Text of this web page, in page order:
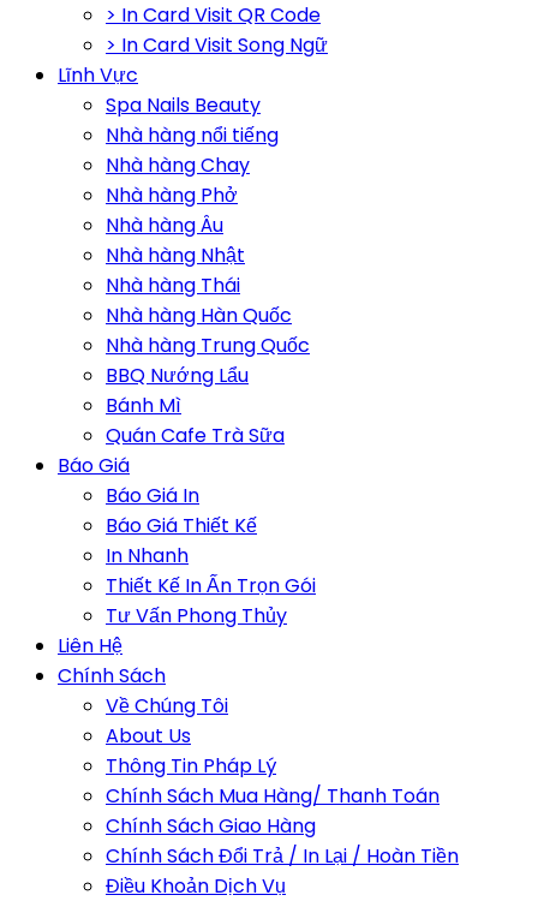
> In Card Visit QR Code
> In Card Visit Song Ngữ
Lĩnh Vực
Spa Nails Beauty
Nhà hàng nổi tiếng
Nhà hàng Chay
Nhà hàng Phở
Nhà hàng Âu
Nhà hàng Nhật
Nhà hàng Thái
Nhà hàng Hàn Quốc
Nhà hàng Trung Quốc
BBQ Nướng Lẩu
Bánh Mì
Quán Cafe Trà Sữa
Báo Giá
Báo Giá In
Báo Giá Thiết Kế
In Nhanh
Thiết Kế In Ấn Trọn Gói
Tư Vấn Phong Thủy
Liên Hệ
Chính Sách
Về Chúng Tôi
About Us
Thông Tin Pháp Lý
Chính Sách Mua Hàng/ Thanh Toán
Chính Sách Giao Hàng
Chính Sách Đổi Trả / In Lại / Hoàn Tiền
Điều Khoản Dịch Vụ